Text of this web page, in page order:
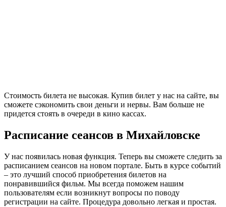
Стоимость билета не высокая. Купив билет у нас на сайте, вы
сможете сэкономить свои деньги и нервы. Вам больше не
придется стоять в очереди в кино кассах.
Расписание сеансов в Михайловске
У нас появилась новая функция. Теперь вы сможете следить за
расписанием сеансов на новом портале. Быть в курсе событий
– это лучший способ приобретения билетов на
понравившийся фильм. Мы всегда поможем нашим
пользователям если возникнут вопросы по поводу
регистрации на сайте. Процедура довольно легкая и простая.